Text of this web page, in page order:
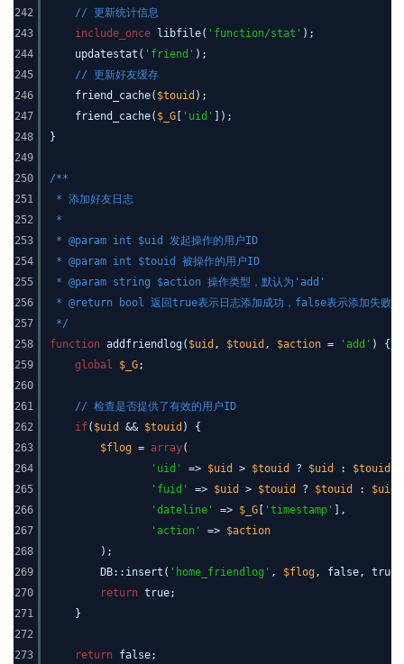
242
243
244
245
246
247
248
249
250
251
252
253
254
255
256
257
258
259
260
261
262
263
264
265
266
267
268
269
270
271
272
273
// 更新统计信息
include_once
libfile( 'function/stat' );
updatestat( 'friend' );
// 更新好友缓存
friend_cache( $touid );
friend_cache( $_G 'uid'
]);
}
/**
* 添加好友日志
*
* @param int $uid 发起操作的用户ID
* @param int $touid 被操作的用户ID
* @param string $action 操作类型，默认为'add'
* @return bool 返回true表示日志添加成功，false表示添加失败
*/
function addfriendlog( $uid , $touid , $action = 'add' ) {
global
$_G;
// 检查是否提供了有效的用户ID
if( $uid && $touid ) {
$flog = array(
'uid'
=> $uid > $touid ? $uid : $touid
'fuid'
=> $uid > $touid ? $touid : $uid
'dateline'
=> $_G 'timestamp'
],
'action'
=> $action
);
DB::insert( 'home_friendlog' , $flog, false,
return true;
}
return false;